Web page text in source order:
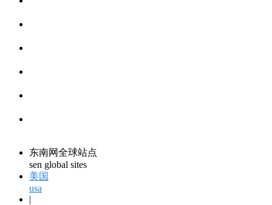
东南网全球站点
sen global sites
美国
usa
|